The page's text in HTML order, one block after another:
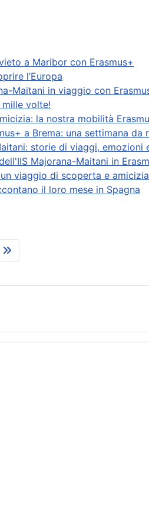
a Maribor con Erasmus+
l’Europa
Maitani in viaggio con
mille volte!
la nostra mobilità
a Brema: una settimana da
storie di viaggi, emozioni
Majorana-Maitani in
viaggio di scoperta e
il loro mese in Spagna